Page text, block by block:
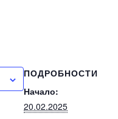
ПОДРОБНОСТИ
Начало:
20.02.2025